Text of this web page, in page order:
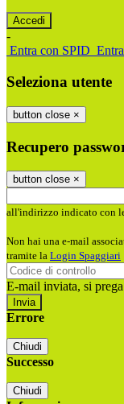
-
Entra con SPID
Seleziona utente
button close ×
Recupero
button close ×
all'indirizzo indicato con
Non hai una e-mail
tramite la Login Spaggiari
E-mail inviata, si
Errore
Chiudi
Successo
Chiudi